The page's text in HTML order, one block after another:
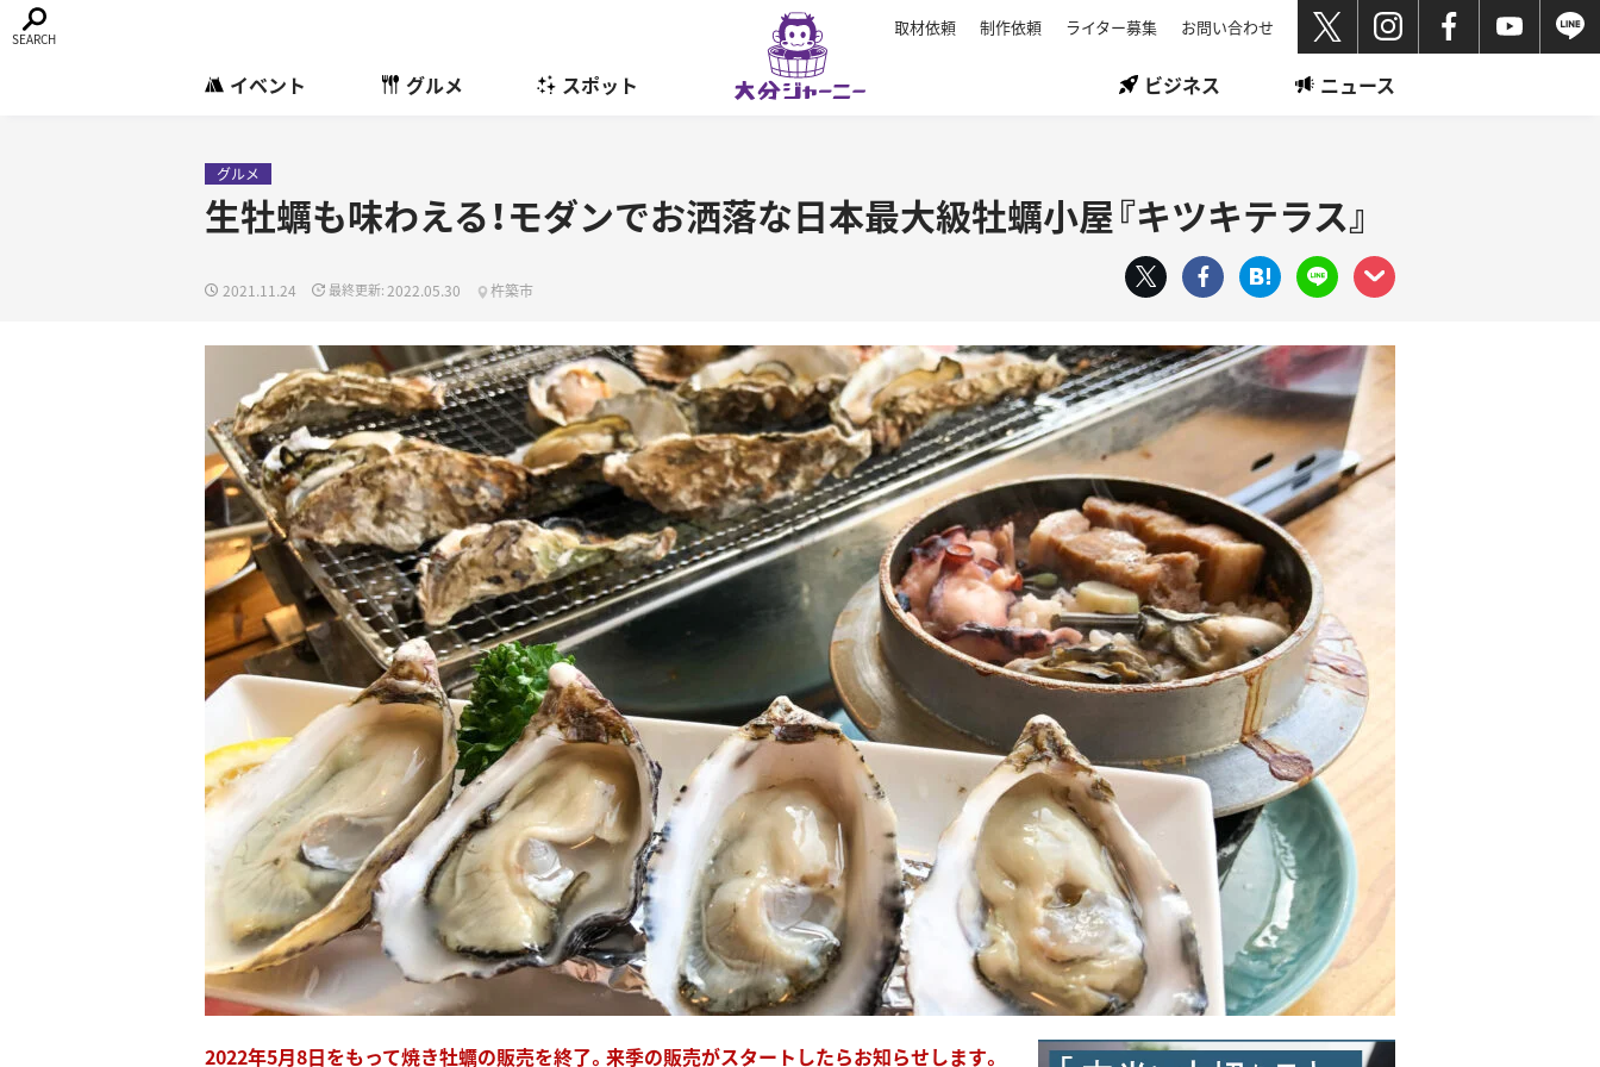
取材依頼 制作依頼 ライター募集 お問い合わせ
イベント グルメ スポット 暮らし ビジネス ニュース
グルメ
生牡蠣も味わえる！モダンでお洒落な日本最大級牡蠣小屋『キツキテラス』
2021.11.24 2022.05.30 杵築市
2022年5月8日をもって焼き牡蠣の販売を終了。来季の販売がスタートしたらお知らせします。